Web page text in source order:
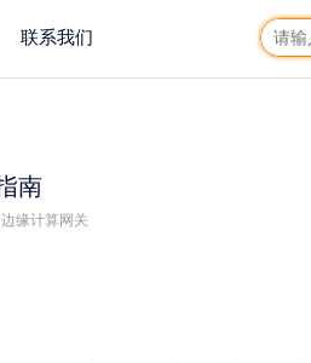
联系我们
南
缘计算网关